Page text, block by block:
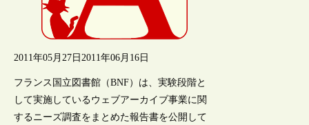
2011年05月27日 2011年06月16日
フランス国立図書館（BNF）は、実験段階と
して実施しているウェブアーカイブ事業に関
するニーズ調査をまとめた報告書を公開して